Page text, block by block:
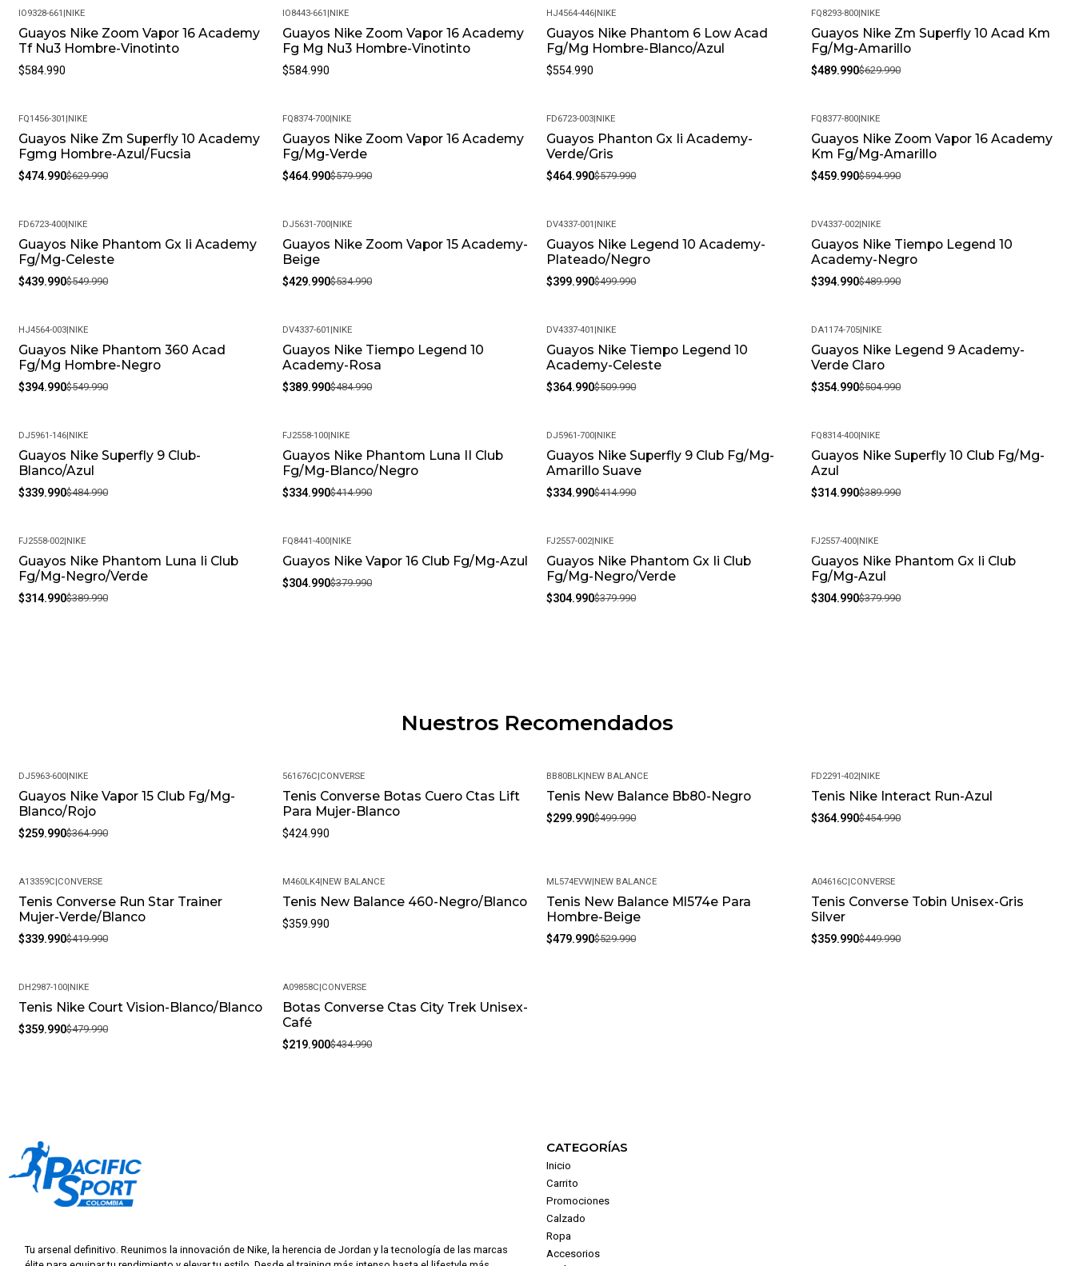
IO9328-661 |NIKE
Guayos Nike Zoom Vapor 16 Academy
Tf Nu3 Hombre-Vinotinto
$584.990
IO8443-661 |NIKE
Guayos Nike Zoom Vapor 16 Academy
Fg Mg Nu3 Hombre-Vinotinto
$584.990
HJ4564-446|NIKE
Guayos Nike Phantom 6 Low Acad
Fg/Mg Hombre-Blanco/Azul
$554.990
-22%
FQ8293-800|NIKE
Guayos Nike Zm Superfly 10 Acad Km
Fg/Mg-Amarillo
$489.990$629.990
-25%
FQ1456-301 |NIKE
Guayos Nike Zm Superfly 10 Academy
Fgmg Hombre-Azul/Fucsia
$474.990$629.990
-20%
FQ8374-700|NIKE
Guayos Nike Zoom Vapor 16 Academy
Fg/Mg-Verde
$464.990$579.990
-20%
FD6723-003|NIKE
Guayos Phanton Gx Ii Academy-
Verde/Gris
$464.990$579.990
-23%
FQ8377-800|NIKE
Guayos Nike Zoom Vapor 16 Academy
Km Fg/Mg-Amarillo
$459.990$594.990
-20%
FD6723-400|NIKE
Guayos Nike Phantom Gx Ii Academy
Fg/Mg-Celeste
$439.990$549.990
-20%
DJ5631-700|NIKE
Guayos Nike Zoom Vapor 15 Academy-
Beige
$429.990$534.990
-20%
DV4337-001 |NIKE
Guayos Nike Legend 10 Academy-
Plateado/Negro
$399.990$499.990
-19%
DV4337-002|NIKE
Guayos Nike Tiempo Legend 10
Academy-Negro
$394.990$489.990
-28%
HJ4564-003|NIKE
Guayos Nike Phantom 360 Acad
Fg/Mg Hombre-Negro
$394.990$549.990
-20%
DV4337-601 |NIKE
Guayos Nike Tiempo Legend 10
Academy-Rosa
$389.990$484.990
-28%
DV4337-401 |NIKE
Guayos Nike Tiempo Legend 10
Academy-Celeste
$364.990$509.990
-30%
DA1174-705|NIKE
Guayos Nike Legend 9 Academy-
Verde Claro
$354.990$504.990
-30%
DJ5961-146|NIKE
Guayos Nike Superfly 9 Club-
Blanco/Azul
$339.990$484.990
-19%
FJ2558-100|NIKE
Guayos Nike Phantom Luna II Club
Fg/Mg-Blanco/Negro
$334.990$414.990
-19%
DJ5961-700|NIKE
Guayos Nike Superfly 9 Club Fg/Mg-
Amarillo Suave
$334.990$414.990
-19%
FQ8314-400|NIKE
Guayos Nike Superfly 10 Club Fg/Mg-
Azul
$314.990$389.990
-19%
FJ2558-002|NIKE
Guayos Nike Phantom Luna Ii Club
Fg/Mg-Negro/Verde
$314.990$389.990
-20%
FQ8441-400|NIKE
Guayos Nike Vapor 16 Club Fg/Mg-Azul
$304.990$379.990
-20%
FJ2557-002|NIKE
Guayos Nike Phantom Gx Ii Club
Fg/Mg-Negro/Verde
$304.990$379.990
-20%
FJ2557-400|NIKE
Guayos Nike Phantom Gx Ii Club
Fg/Mg-Azul
$304.990$379.990
Nuestros Recomendados
-29%
DJ5963-600|NIKE
Guayos Nike Vapor 15 Club Fg/Mg-
Blanco/Rojo
$259.990$364.990
561676C|CONVERSE
Tenis Converse Botas Cuero Ctas Lift
Para Mujer-Blanco
$424.990
-40%
BB80BLK|NEW BALANCE
Tenis New Balance Bb80-Negro
$299.990$499.990
-20%
FD2291-402|NIKE
Tenis Nike Interact Run-Azul
$364.990$454.990
-19%
A13359C|CONVERSE
Tenis Converse Run Star Trainer
Mujer-Verde/Blanco
$339.990$419.990
M460LK4|NEW BALANCE
Tenis New Balance 460-Negro/Blanco
$359.990
-9%
ML574EVW|NEW BALANCE
Tenis New Balance Ml574e Para
Hombre-Beige
$479.990$529.990
-20%
A04616C|CONVERSE
Tenis Converse Tobin Unisex-Gris
Silver
$359.990$449.990
-25%
DH2987-100|NIKE
Tenis Nike Court Vision-Blanco/Blanco
$359.990$479.990
-49%
A09858C|CONVERSE
Botas Converse Ctas City Trek Unisex-
Café
$219.900$434.990
Tu arsenal definitivo. Reunimos la innovación de Nike, la herencia de Jordan y la tecnología de las marcas
CATEGORÍAS
Inicio
Carrito
Promociones
Calzado
Ropa
Accesorios